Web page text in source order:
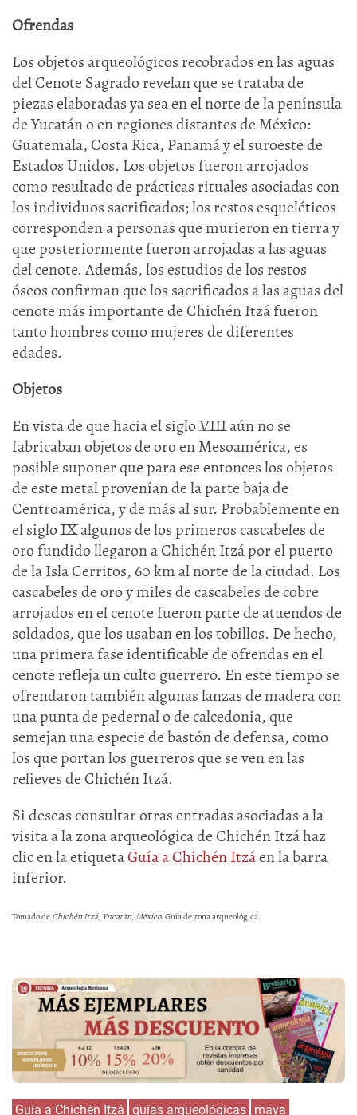
Ofrendas
Los objetos arqueológicos recobrados en las aguas
del Cenote Sagrado revelan que se trataba de
piezas elaboradas ya sea en el norte de la península
de Yucatán o en regiones distantes de México:
Guatemala, Costa Rica, Panamá y el suroeste de
Estados Unidos. Los objetos fueron arrojados
como resultado de prácticas rituales asociadas con
los individuos sacrificados; los restos esqueléticos
corresponden a personas que murieron en tierra y
que posteriormente fueron arrojadas a las aguas
del cenote. Además, los estudios de los restos
óseos confirman que los sacrificados a las aguas del
cenote más importante de Chichén Itzá fueron
tanto hombres como mujeres de diferentes
edades.
Objetos
En vista de que hacia el siglo VIII aún no se
fabricaban objetos de oro en Mesoamérica, es
posible suponer que para ese entonces los objetos
de este metal provenían de la parte baja de
Centroamérica, y de más al sur. Probablemente en
el siglo IX algunos de los primeros cascabeles de
oro fundido llegaron a Chichén Itzá por el puerto
de la Isla Cerritos, 60 km al norte de la ciudad. Los
cascabeles de oro y miles de cascabeles de cobre
arrojados en el cenote fueron parte de atuendos de
soldados, que los usaban en los tobillos. De hecho,
una primera fase identificable de ofrendas en el
cenote refleja un culto guerrero. En este tiempo se
ofrendaron también algunas lanzas de madera con
una punta de pedernal o de calcedonia, que
semejan una especie de bastón de defensa, como
los que portan los guerreros que se ven en las
relieves de Chichén Itzá.
Si deseas consultar otras entradas asociadas a la
visita a la zona arqueológica de Chichén Itzá haz
clic en la etiquetaGuía a Chichén Itzáen la barra
inferior.
Tomado de Chichén Itzá, Yucatán, México. Guía de zona arqueológica.
Guía a Chichén Itzá guías arqueológicas maya